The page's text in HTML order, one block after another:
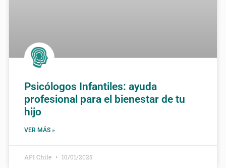
Psicólogos Infantiles: ayuda
profesional para el bienestar de tu
hijo
VER MÁS »
API Chile 10/01/2025